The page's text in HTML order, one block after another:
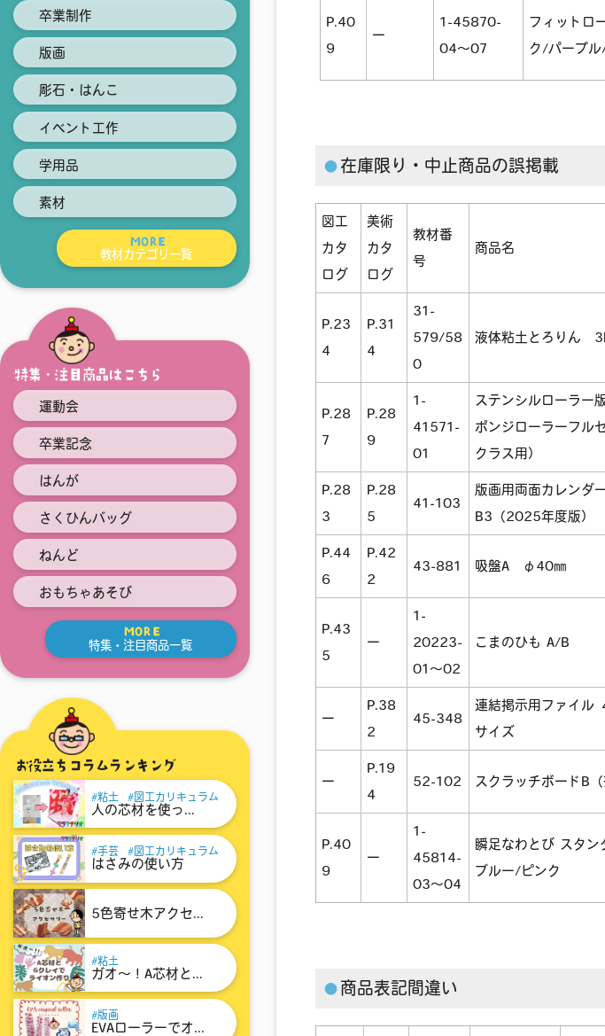
卒業制作
版画
彫石・はんこ
イベント工作
学用品
素材
MORE
教材カテゴリ一覧
特集・注目商品はこちら
運動会
卒業記念
はんが
さくひんバッグ
ねんど
おもちゃあそび
MORE
特集・注目商品一覧
お役立ちコラムランキング
粘土 図工カリキュラム
人の芯材を使っ...
手芸 図工カリキュラム
はさみの使い方
5色寄せ木アクセ...
粘土
ガオ～！A芯材と...
版画
EVAローラーでオ...
P.40
9
ー
1-45870-
04～07
フィットロ
ク/パープル
在庫限り・中止商品の誤掲載
図工
カタ
ログ
美術
カタ
ログ
教材番
号
商品名
P.23
4
P.31
4
31-
579/58
0
液体粘土とろりん
P.28
7
P.28
9
1-
41571-
01
ステンシルローラー
ポンジローラーフル
クラス用）
P.28
3
P.28
5
41-103
版画用両面カレンダ
B3（2025年度版）
P.44
6
P.42
2
43-881 吸盤A φ40㎜
P.43
5
ー
1-
20223-
01～02
こまのひも A/B
ー
P.38
2
45-348
連結掲示用ファイル
サイズ
ー
P.19
4
52-102 スクラッチボードB（
P.40
9
ー
1-
45814-
03～04
瞬足なわとび スタ
ブルー/ピンク
商品表記間違い